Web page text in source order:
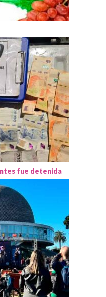
fue detenida